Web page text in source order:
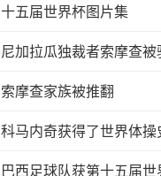
十五届世界杯图片集
尼加拉瓜独裁者索摩查被
索摩查家族被推翻
科马内奇获得了世界体
巴西足球队获第十五届